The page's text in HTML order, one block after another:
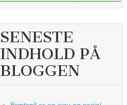
SENESTE
INDHOLD PÅ
BLOGGEN